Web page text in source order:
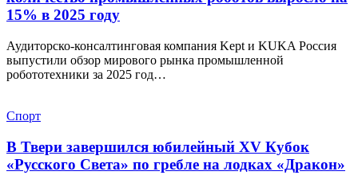
15% в 2025 году
Аудиторско-консалтинговая компания Kept и KUKA Россия
выпустили обзор мирового рынка промышленной
робототехники за 2025 год…
Спорт
В Твери завершился юбилейный XV Кубок
«Русского Света» по гребле на лодках «Дракон»